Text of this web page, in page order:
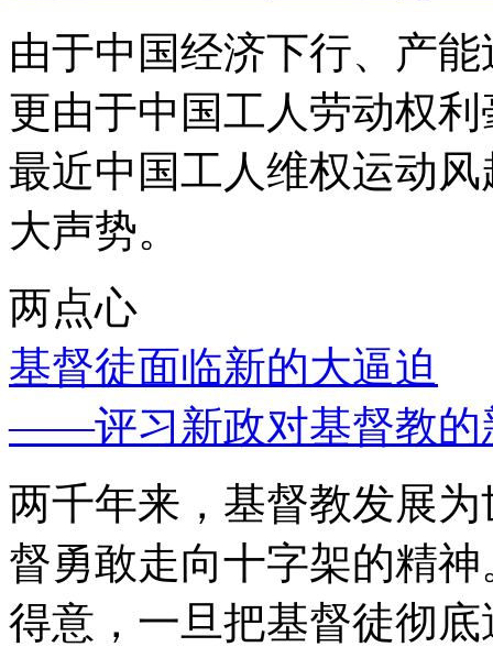
由于中国经济下行、产
更由于中国工人劳动权
最近中国工人维权运动
大声势。
两点心
基督徒面临新的大逼迫
——评习新政对基督教的
两千年来，基督教发展
督勇敢走向十字架的精
得意，一旦把基督徒彻